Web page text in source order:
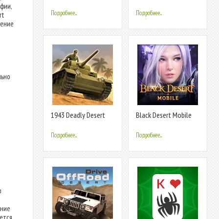
Подробнее... Подробнее...
1943 Deadly Desert
Подробнее...
Black Desert Mobile
Подробнее...